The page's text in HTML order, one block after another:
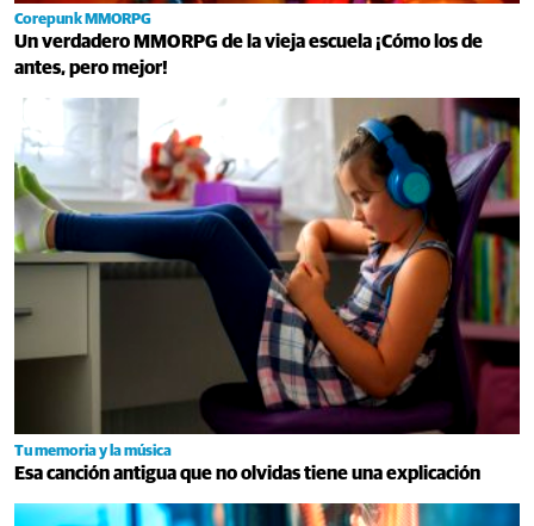
Corepunk MMORPG
Un verdadero MMORPG de la vieja escuela ¡Cómo los de
antes, pero mejor!
Tu memoria y la música
Esa canción antigua que no olvidas tiene una explicación